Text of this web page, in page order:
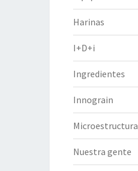
Harinas
I+D+i
Ingredientes
Innograin
Microestructura
Nuestra gente